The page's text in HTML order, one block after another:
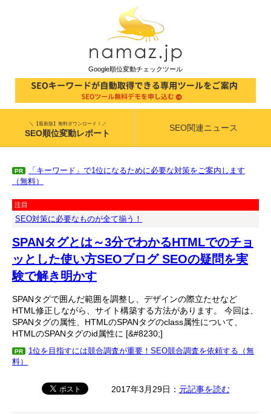
Google順位変動チェックツール
＼【最新版】無料ダウンロード！／
SEO順位変動レポート
SEO関連ニュース
PR
「キーワード」で1位になるために必要な対策をご案内します
（無料）
注目
SEO対策に必要なものが全て揃う！
SPANタグとは～3分でわかるHTMLでのチョ
ッとした使い方SEOブログ SEOの疑問を実
験で解き明かす
SPANタグで囲んだ範囲を調整し、デザインの際立たせなど
HTML修正しながら、サイト構築する方法があります。 今回は、
SPANタグの属性、HTMLのSPANタグのclass属性について、
HTMLのSPANタグのid属性に [&#8230;]
PR
1位を目指すには競合調査が重要！SEO競合調査を依頼する（無
料）
2017年3月29日： 元記事を読む